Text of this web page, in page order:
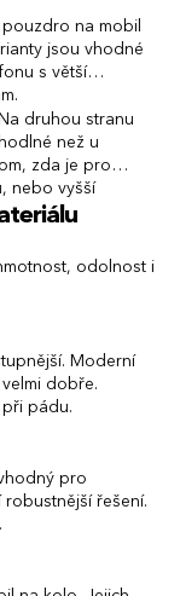
na mobil
jsou vhodné
s větší
druhou stranu
než u
zda je pro
nebo vyšší
odolnost i
Moderní
dobře.
pádu.
pro
řešení.